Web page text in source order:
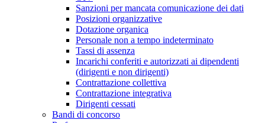
Sanzioni per mancata comunicazione dei dati
Posizioni organizzative
Dotazione organica
Personale non a tempo indeterminato
Tassi di assenza
Incarichi conferiti e autorizzati ai dipendenti
(dirigenti e non dirigenti)
Contrattazione collettiva
Contrattazione integrativa
Dirigenti cessati
Bandi di concorso